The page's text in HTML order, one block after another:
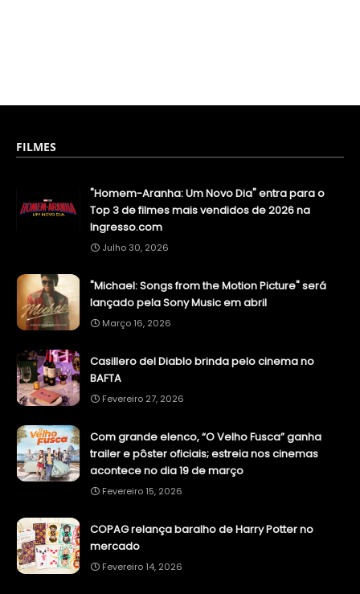
FILMES
"Homem-Aranha: Um Novo Dia" entra para o
Top 3 de filmes mais vendidos de 2026 na
Ingresso.com
Julho 30, 2026
"Michael: Songs from the Motion Picture" será
lançado pela Sony Music em abril
Março 16, 2026
Casillero del Diablo brinda pelo cinema no
BAFTA
Fevereiro 27, 2026
Com grande elenco, “O Velho Fusca” ganha
trailer e pôster oficiais; estreia nos cinemas
acontece no dia 19 de março
Fevereiro 15, 2026
COPAG relança baralho de Harry Potter no
mercado
Fevereiro 14, 2026